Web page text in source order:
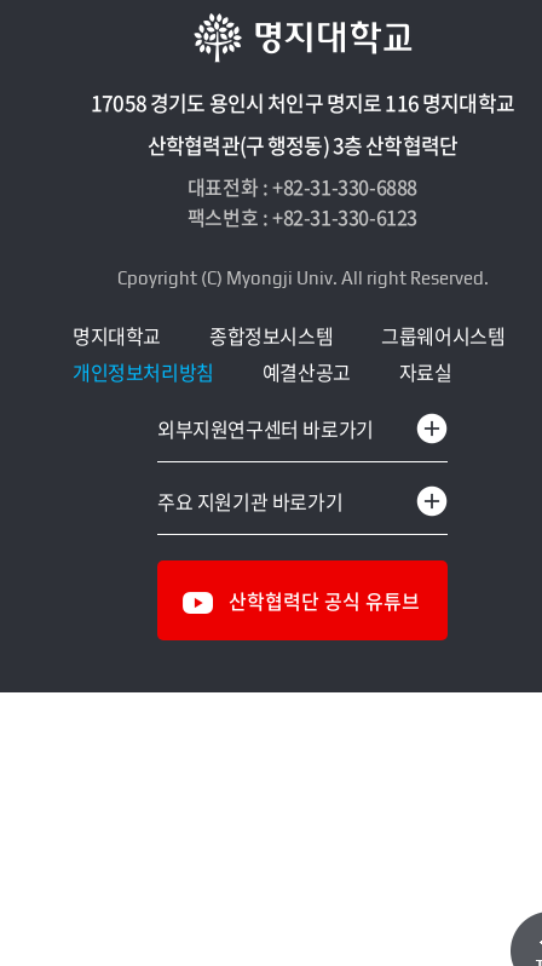
17058 경기도 용인시 처인구 명지로 116 명지대학교
산학협력관(구 행정동) 3층 산학협력단
대표전화 : +82-31-330-6888
팩스번호 : +82-31-330-6123
Cpoyright (C) Myongji Univ. All right Reserved.
명지대학교 종합정보시스템
그룹웨어시스템
개인정보처리방침
예결산공고
자료실
외부지원연구센터 바로가기
한옥R&D센터
중소기업산학협력센터
용인시어린이급식관리지원센터
IT&제로에너지건축센터
식의약소재 생체효능검증센터
천연신기능소재연구센터
차세대전력기술연구센터
주요 지원기관 바로가기
교육부
국방부
국토교통부
해양수산부
산학협력단 공식 유튜브